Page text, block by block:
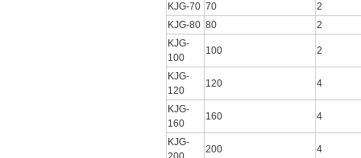
KJG-70 70
2
KJG-80 80
2
KJG-
100
100 2
KJG-
120
120 4
KJG-
160
160 4
KJG-
200 4